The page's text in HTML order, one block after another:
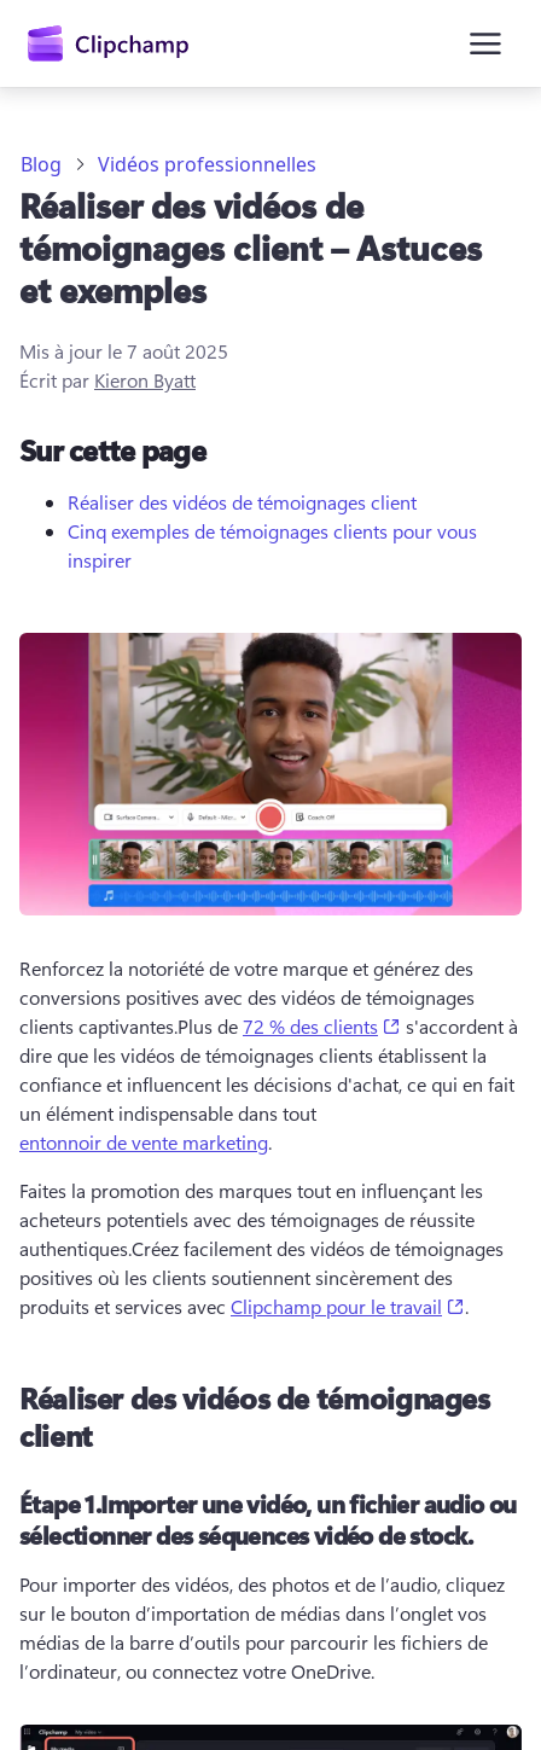
principal
Se connecter
Essayez gratuitement
Blog Vidéos professionnelles
Réaliser des vidéos de
témoignages client – Astuces
et exemples
Mis à jour le7 août 2025
Écrit par Kieron Byatt
Sur cette page
Réaliser des vidéos de témoignages client
Cinq exemples de témoignages clients pour vous
inspirer
Renforcez la notoriété de votre marque et générez des
conversions positives avec des vidéos de témoignages
clients captivantes.Plus de 72 % des clients (opens in a new
s'accordent à
dire que les vidéos de témoignages clients établissent la
confiance et influencent les décisions d'achat, ce qui en fait
un élément indispensable dans tout
entonnoir de vente marketing.
Faites la promotion des marques tout en influençant les
acheteurs potentiels avec des témoignages de réussite
authentiques.Créez facilement des vidéos de témoignages
positives où les clients soutiennent sincèrement des
produits et services avec Clipchamp pour le travail .
Réaliser des vidéos de témoignages
client
Étape 1.Importer une vidéo, un fichier audio ou
sélectionner des séquences vidéo de stock.
Pour importer des vidéos, des photos et de l’audio, cliquez
sur le bouton d’importation de médias dans l’onglet vos
médias de la barre d’outils pour parcourir les fichiers de
l’ordinateur, ou connectez votre OneDrive.